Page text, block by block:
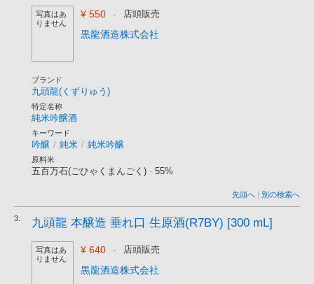
写真はあ
りません
¥ 550 - 店頭販売
黒龍酒造株式会社
ブランド
九頭龍(くずりゅう)
特定名称
純米吟醸酒
キーワード
吟醸 / 純米 / 純米吟醸
原料米
五百万石(ごひゃくまんごく) - 55%
先頭へ | 別の検索へ
3. 九頭龍 本醸造 垂れ口 生原酒(R7BY) [300 mL]
写真はあ
りません
¥ 640 - 店頭販売
黒龍酒造株式会社